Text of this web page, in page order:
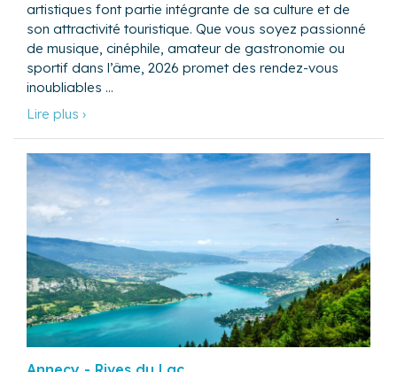
artistiques font partie intégrante de sa culture et de
son attractivité touristique. Que vous soyez passionné
de musique, cinéphile, amateur de gastronomie ou
sportif dans l’âme, 2026 promet des rendez-vous
inoubliables …
Lire plus ›